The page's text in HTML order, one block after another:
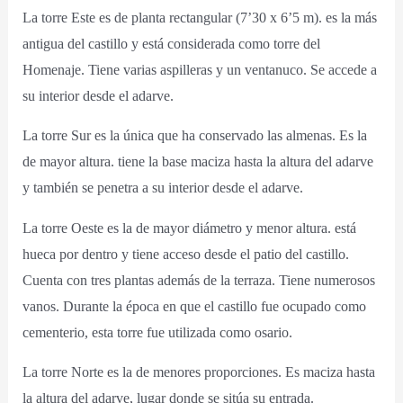
La torre Este es de planta rectangular (7’30 x 6’5 m). es la más
antigua del castillo y está considerada como torre del
Homenaje. Tiene varias aspilleras y un ventanuco. Se accede a
su interior desde el adarve.
La torre Sur es la única que ha conservado las almenas. Es la
de mayor altura. tiene la base maciza hasta la altura del adarve
y también se penetra a su interior desde el adarve.
La torre Oeste es la de mayor diámetro y menor altura. está
hueca por dentro y tiene acceso desde el patio del castillo.
Cuenta con tres plantas además de la terraza. Tiene numerosos
vanos. Durante la época en que el castillo fue ocupado como
cementerio, esta torre fue utilizada como osario.
La torre Norte es la de menores proporciones. Es maciza hasta
la altura del adarve, lugar donde se sitúa su entrada.